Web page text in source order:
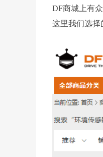
DF商城上有
这里我们选择